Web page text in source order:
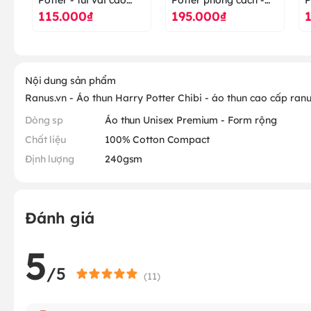
cấp ranus
115.000₫
áo thun cao cấp ranus
195.000₫
Nội dung sản phẩm
Ranus.vn - Áo thun Harry Potter Chibi - áo thun cao cấp
Dòng sp
Áo thun Unisex Premium - Form rộng
Chất liệu
100% Cotton Compact
Định lượng
240gsm
Đánh giá
5/5 (11)